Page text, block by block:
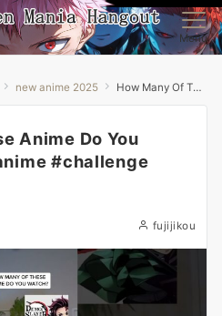
Menu
new anime 2025 How Many Of These Anime Do You Watch? #shorts #anime #challenge #quiz #reaction
Anime Do You
#challenge
fujijikou